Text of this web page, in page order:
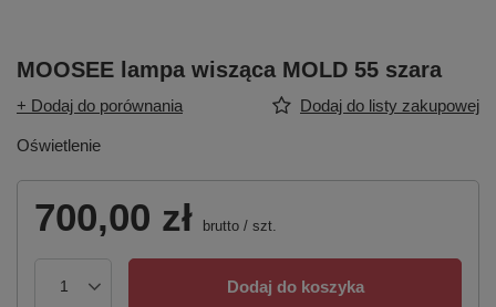
MOOSEE lampa wisząca MOLD 55 szara
+ Dodaj do porównania Dodaj do listy zakupowej
Oświetlenie
700,00 zł brutto / szt.
Dodaj do koszyka